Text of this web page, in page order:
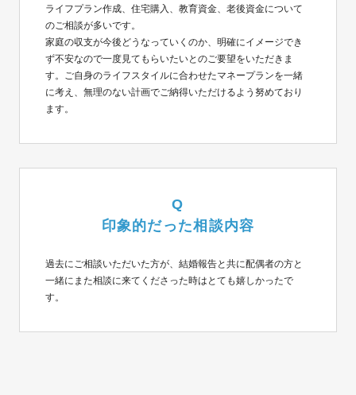
ライフプラン作成、住宅購入、教育資金、老後資金について
のご相談が多いです。
家庭の収支が今後どうなっていくのか、明確にイメージでき
ず不安なので一度見てもらいたいとのご要望をいただきま
す。ご自身のライフスタイルに合わせたマネープランを一緒
に考え、無理のない計画でご納得いただけるよう努めており
ます。
Q
印象的だった相談内容
過去にご相談いただいた方が、結婚報告と共に配偶者の方と
一緒にまた相談に来てくださった時はとても嬉しかったで
す。